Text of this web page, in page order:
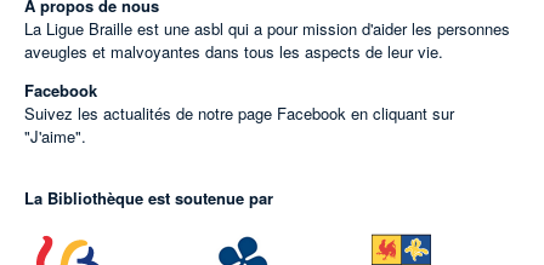
À propos de nous
La Ligue Braille est une asbl qui a pour mission d'aider les personnes
aveugles et malvoyantes dans tous les aspects de leur vie.
Facebook
Suivez les actualités de notre page Facebook en cliquant sur
"J'aime".
La Bibliothèque est soutenue par